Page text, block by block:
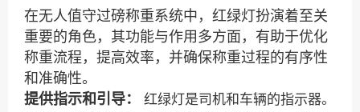
在无人值守过磅称重系统中，红绿灯扮演着至关
重要的角色，其功能与作用多方面，有助于优化
称重流程，提高效率，并确保称重过程的有序性
和准确性。
提供指示和引导：
红绿灯是司机和车辆的指示器。